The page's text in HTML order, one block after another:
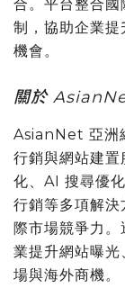
合。平台整合
制，協助企業
機會。
關於
AsianNet 亞洲
行銷與網站建
化、AI 搜尋優
行銷等多項解
際市場競爭力
業提升網站曝
場與海外商機。